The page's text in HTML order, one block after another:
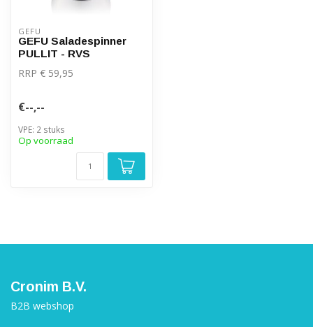
GEFU
GEFU Saladespinner
PULLIT - RVS
RRP € 59,95
€--,--
VPE: 2 stuks
Op voorraad
Cronim B.V.
B2B webshop